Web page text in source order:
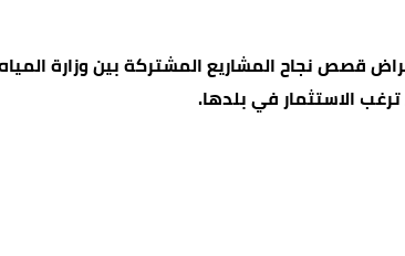
قصص نجاح المشاريع المشتركة بين وزارة
الاستثمار في بلدها.